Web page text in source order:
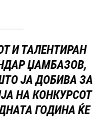
И ТАЛЕНТИРАН
ЏАМБАЗОВ,
ЈА ДОБИВА ЗА
НА КОНКУРСОТ
ГОДИНА ЌЕ